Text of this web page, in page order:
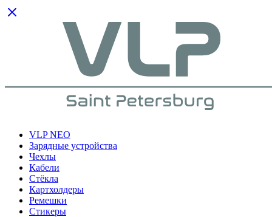
VLP NEO
Зарядные устройства
Чехлы
Кабели
Cтёкла
Картхолдеры
Ремешки
Стикеры